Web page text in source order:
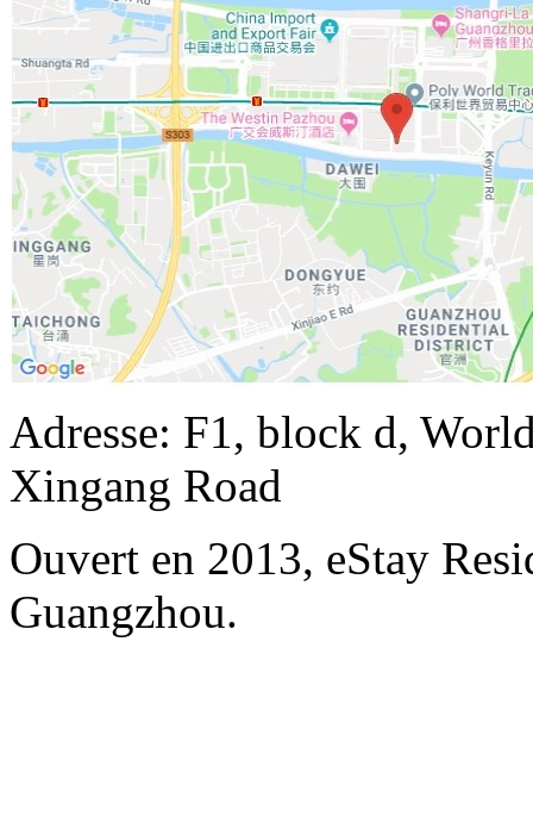
Adresse: F1, block d,
Xingang Road
Ouvert en 2013, eStay
Guangzhou.